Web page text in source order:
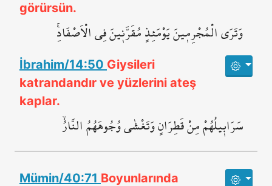
görürsün.
وَتَرَى الْمُجْرِم۪ينَ يَوْمَئِذٍ مُقَرَّن۪ينَ فِي الْاَصْفَادِۚ
İbrahim/14:50 Giysileri
katrandandır ve yüzlerini ateş
kaplar.
سَرَاب۪يلُهُمْ مِنْ قَطِرَانٍ وَتَغْشٰى وُجُوهَهُمُ النَّارُۙ
Mümin/40:71 Boyunlarında